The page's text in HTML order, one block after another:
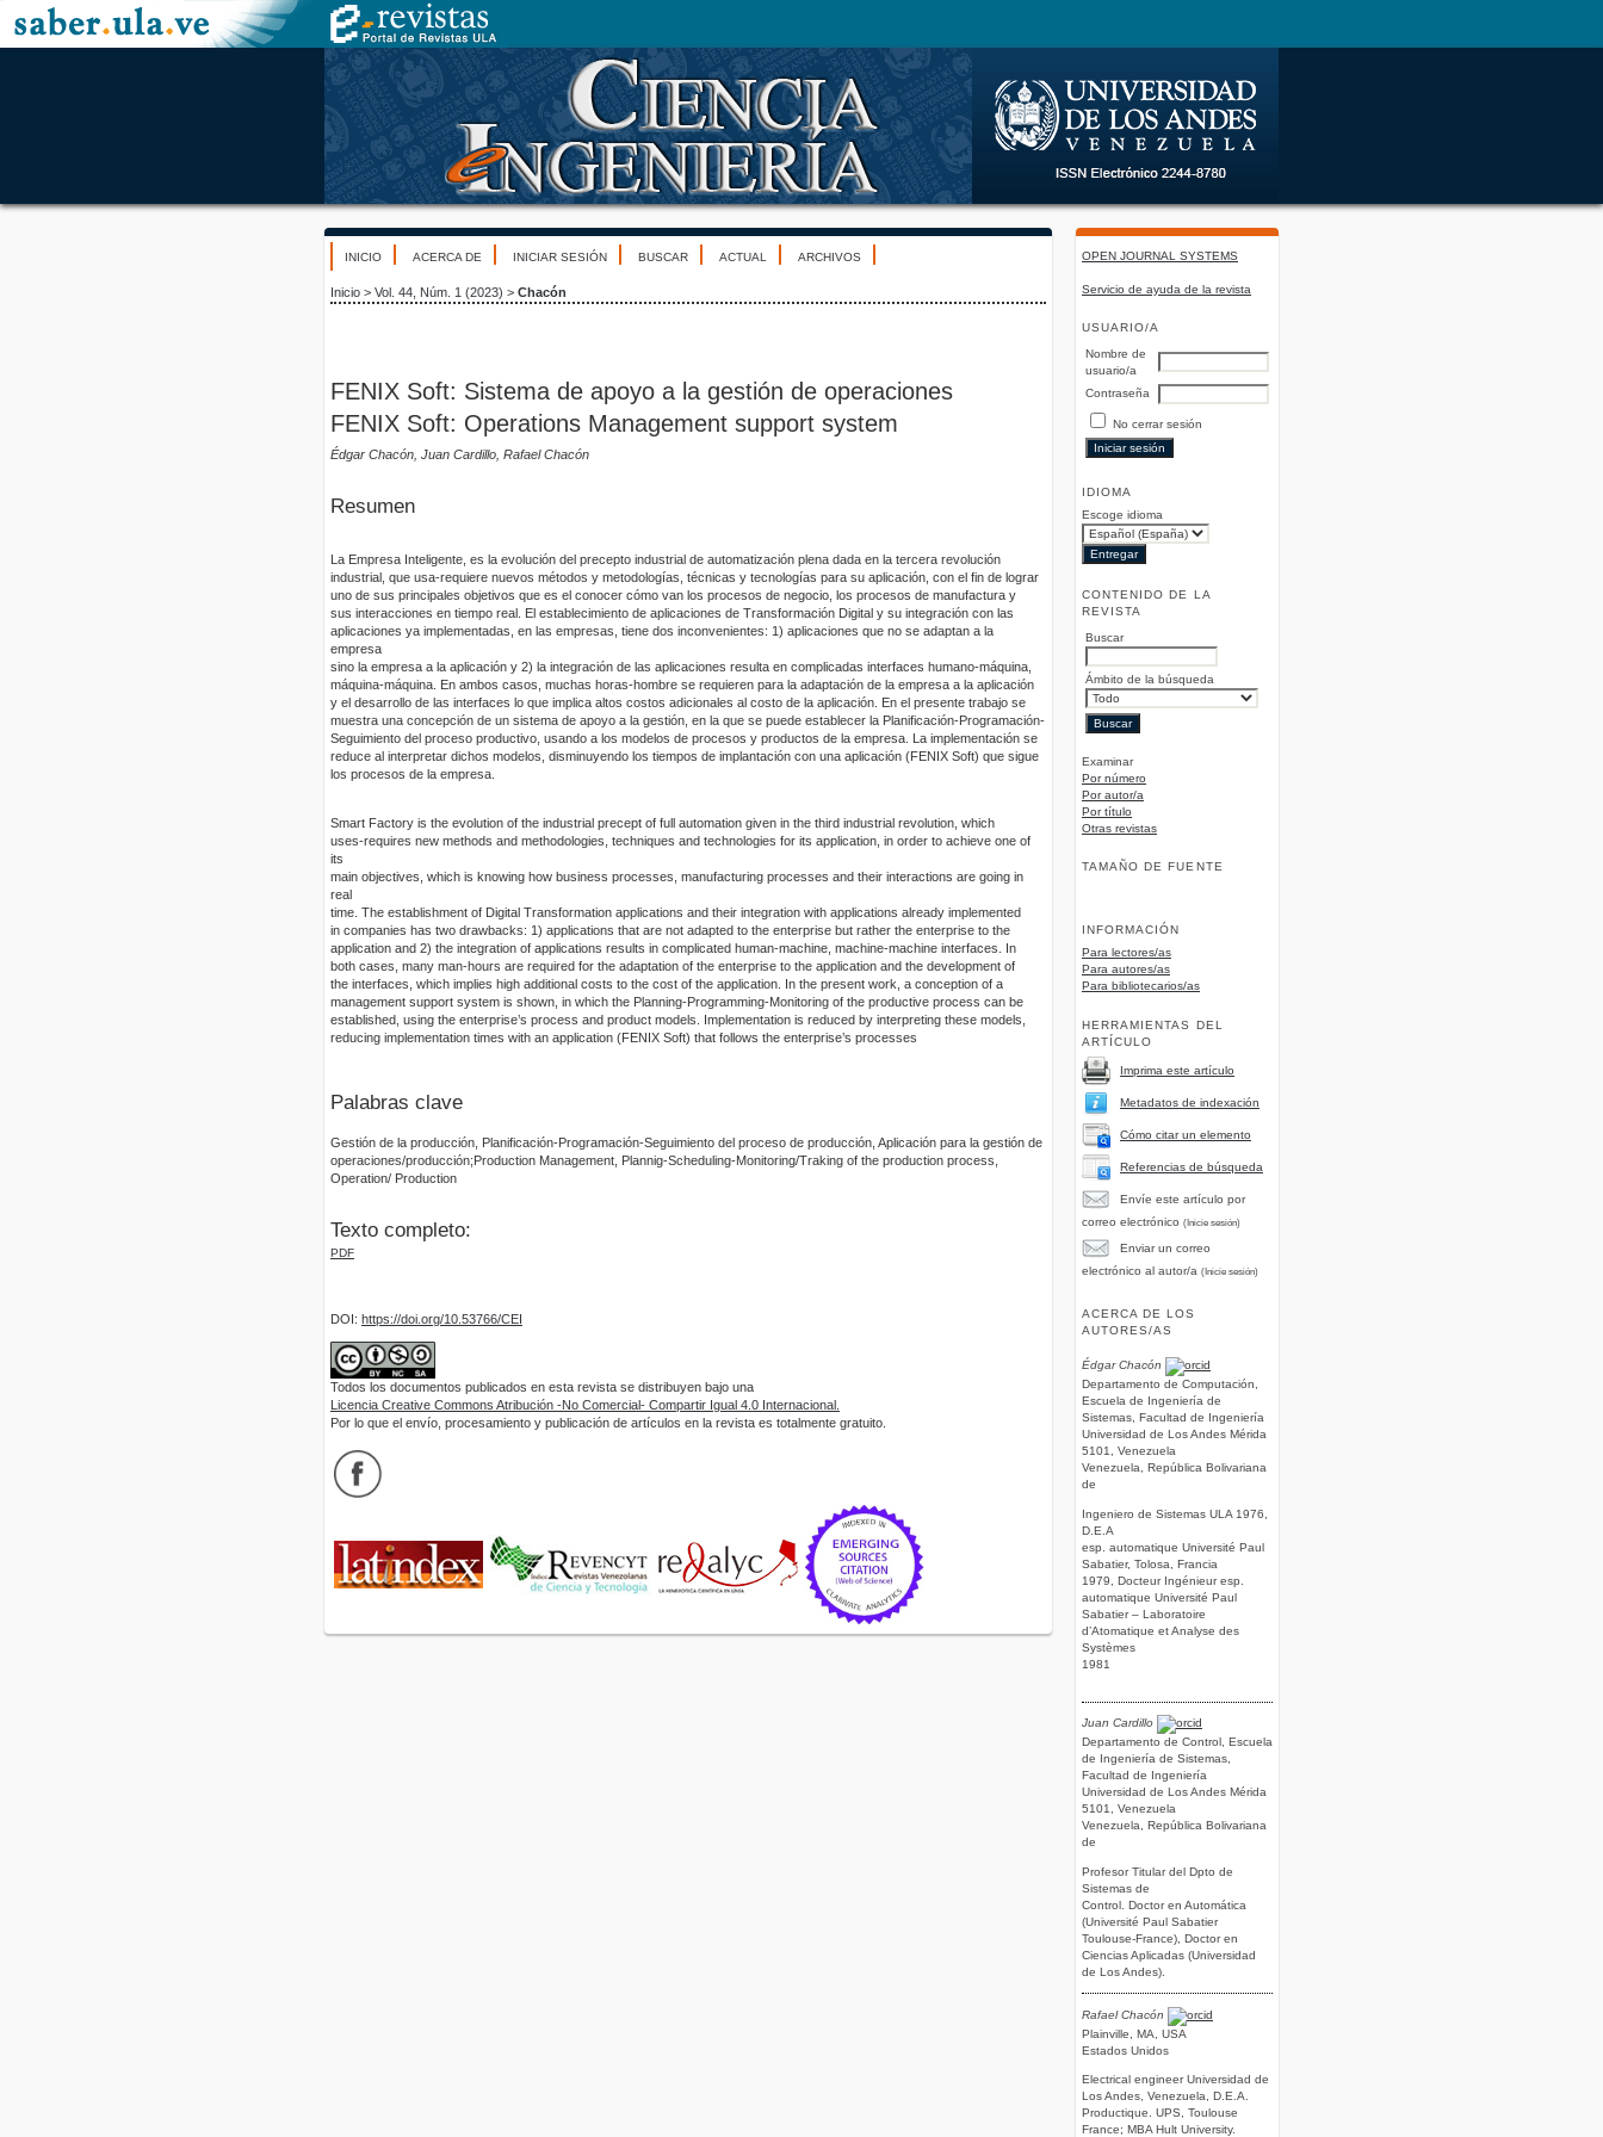
OPEN JOURNAL SYSTEMS
Servicio de ayuda de la revista
USUARIO/A
Nombre de
usuario/a
Contraseña
No cerrar sesión
IDIOMA
Escoge idioma
CONTENIDO DE LA
REVISTA
Buscar
Ámbito de la búsqueda
Examinar
Por número
Por autor/a
Por título
Otras revistas
TAMAÑO DE FUENTE
INFORMACIÓN
Para lectores/as
Para autores/as
Para bibliotecarios/as
HERRAMIENTAS DEL
ARTÍCULO
Imprima este artículo
Metadatos de indexación
Cómo citar un elemento
Referencias de búsqueda
Envíe este artículo por
correo electrónico (Inicie sesión)
Enviar un correo
electrónico al autor/a (Inicie sesión)
ACERCA DE LOS
AUTORES/AS
Édgar Chacón
Departamento de Computación,
Escuela de Ingeniería de
Sistemas, Facultad de Ingeniería
Universidad de Los Andes Mérida
5101, Venezuela
Venezuela, República Bolivariana
de
Ingeniero de Sistemas ULA 1976,
D.E.A
esp. automatique Université Paul
Sabatier, Tolosa, Francia
1979, Docteur Ingénieur esp.
automatique Université Paul
Sabatier – Laboratoire
d’Atomatique et Analyse des
Systèmes
1981
Juan Cardillo
Departamento de Control, Escuela
de Ingeniería de Sistemas,
Facultad de Ingeniería
Universidad de Los Andes Mérida
5101, Venezuela
Venezuela, República Bolivariana
de
Profesor Titular del Dpto de
Sistemas de
Control. Doctor en Automática
(Université Paul Sabatier
Toulouse-France), Doctor en
Ciencias Aplicadas (Universidad
de Los Andes).
Rafael Chacón
Plainville, MA, USA
Estados Unidos
Electrical engineer Universidad de
Los Andes, Venezuela, D.E.A.
Productique. UPS, Toulouse
France; MBA Hult University.
INICIO ACERCA DE INICIAR SESIÓN BUSCAR ACTUAL ARCHIVOS
Inicio > Vol. 44, Núm. 1 (2023) > Chacón
FENIX Soft: Sistema de apoyo a la gestión de operaciones
FENIX Soft: Operations Management support system
Édgar Chacón, Juan Cardillo, Rafael Chacón
Resumen
La Empresa Inteligente, es la evolución del precepto industrial de automatización plena dada en la tercera revolución
industrial, que usa-requiere nuevos métodos y metodologías, técnicas y tecnologías para su aplicación, con el fin de lograr
uno de sus principales objetivos que es el conocer cómo van los procesos de negocio, los procesos de manufactura y
sus interacciones en tiempo real. El establecimiento de aplicaciones de Transformación Digital y su integración con las
aplicaciones ya implementadas, en las empresas, tiene dos inconvenientes: 1) aplicaciones que no se adaptan a la
empresa
sino la empresa a la aplicación y 2) la integración de las aplicaciones resulta en complicadas interfaces humano-máquina,
máquina-máquina. En ambos casos, muchas horas-hombre se requieren para la adaptación de la empresa a la aplicación
y el desarrollo de las interfaces lo que implica altos costos adicionales al costo de la aplicación. En el presente trabajo se
muestra una concepción de un sistema de apoyo a la gestión, en la que se puede establecer la Planificación-Programación-
Seguimiento del proceso productivo, usando a los modelos de procesos y productos de la empresa. La implementación se
reduce al interpretar dichos modelos, disminuyendo los tiempos de implantación con una aplicación (FENIX Soft) que sigue
los procesos de la empresa.
Smart Factory is the evolution of the industrial precept of full automation given in the third industrial revolution, which
uses-requires new methods and methodologies, techniques and technologies for its application, in order to achieve one of
its
main objectives, which is knowing how business processes, manufacturing processes and their interactions are going in
real
time. The establishment of Digital Transformation applications and their integration with applications already implemented
in companies has two drawbacks: 1) applications that are not adapted to the enterprise but rather the enterprise to the
application and 2) the integration of applications results in complicated human-machine, machine-machine interfaces. In
both cases, many man-hours are required for the adaptation of the enterprise to the application and the development of
the interfaces, which implies high additional costs to the cost of the application. In the present work, a conception of a
management support system is shown, in which the Planning-Programming-Monitoring of the productive process can be
established, using the enterprise’s process and product models. Implementation is reduced by interpreting these models,
reducing implementation times with an application (FENIX Soft) that follows the enterprise’s processes
Palabras clave
Gestión de la producción, Planificación-Programación-Seguimiento del proceso de producción, Aplicación para la gestión de
operaciones/producción;Production Management, Plannig-Scheduling-Monitoring/Traking of the production process,
Operation/ Production
Texto completo:
PDF
DOI: https://doi.org/10.53766/CEI
Todos los documentos publicados en esta revista se distribuyen bajo una
Licencia Creative Commons Atribución -No Comercial- Compartir Igual 4.0 Internacional.
Por lo que el envío, procesamiento y publicación de artículos en la revista es totalmente gratuito.